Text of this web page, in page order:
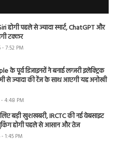
होगी पहले से ज्यादा स्मार्ट, ChatGPT और
टक्कर
7:52 PM
के पूर्व डिजाइनरों ने बनाई लग्जरी इलेक्ट्रिक
से ज्यादा की रेंज के साथ आएगी यह अनोखी
- 4:48 PM
लिए बड़ी खुशखबरी, IRCTC की नई वेबसाइट
होगी पहले से आसान और तेज
1:45 PM